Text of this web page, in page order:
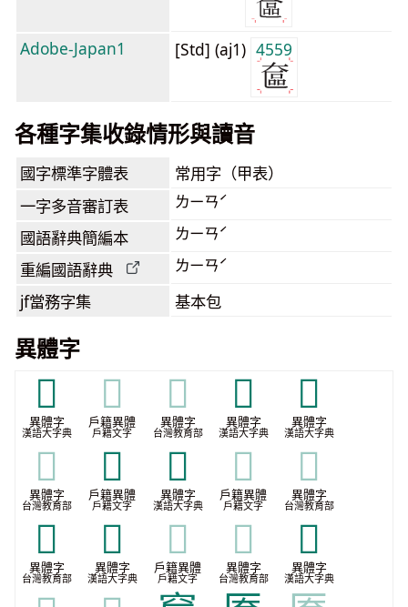
Adobe-Japan1 [Std] (aj1) 4559
各種字集收錄情形與讀音
國字標準字體表 常用字（甲表）
一字多音審訂表 ㄌㄧㄢˊ
國語辭典簡編本 ㄌㄧㄢˊ
重編國語辭典 ㄌㄧㄢˊ
jf當務字集 基本包
異體字
𡙗
異體字
漢語大字典
𡙗
戶籍異體
戶籍文字
𡙗
異體字
台灣教育部
𡚍
異體字
漢語大字典
𢅸
異體字
漢語大字典
𢅸
異體字
台灣教育部
𢇣
戶籍異體
戶籍文字
𢊴
異體字
漢語大字典
𢊴
戶籍異體
戶籍文字
𢊴
異體字
台灣教育部
𣫢
異體字
台灣教育部
𨕏
異體字
漢語大字典
𨕏
戶籍異體
戶籍文字
𨕏
異體字
台灣教育部
𨘰
異體字
漢語大字典